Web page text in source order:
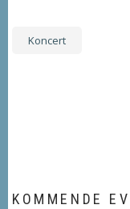
Koncert
KOMMENDE